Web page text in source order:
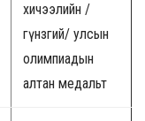
хичээлийн /
гүнзгий/ улсын
олимпиадын
алтан медальт